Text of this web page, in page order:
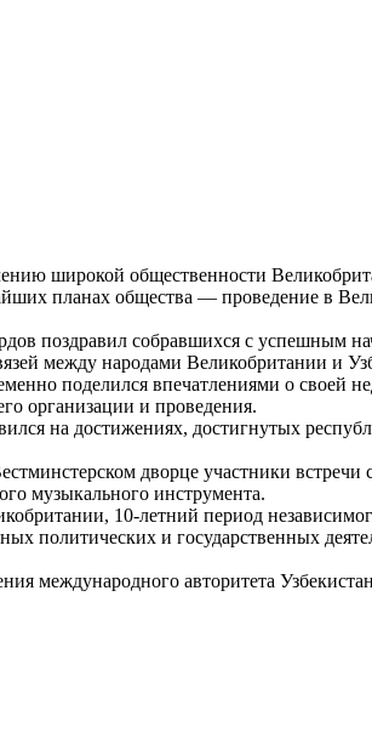
широкой общественности
планах общества — проведение в
поздравил собравшихся с успешным
между народами Великобритании и
поделился впечатлениями о своей
организации и проведения.
на достижениях, достигнутых
дворце участники
музыкального инструмента.
10-летний период
политических и государственных
международного авторитета